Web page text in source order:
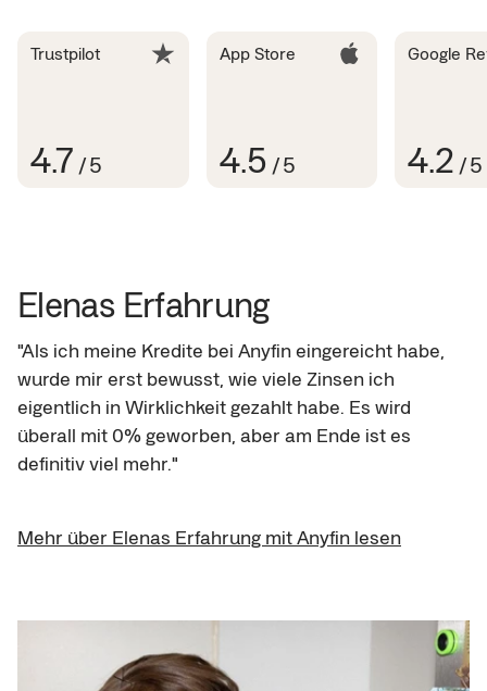
Trustpilot
4.7 /5
App Store
4.5 /5
Google
4.2 /5
Elenas Erfahrung
"Als ich meine Kredite bei Anyfin eingereicht habe,
wurde mir erst bewusst, wie viele Zinsen ich
eigentlich in Wirklichkeit gezahlt habe. Es wird
überall mit 0% geworben, aber am Ende ist es
definitiv viel mehr."
Mehr über Elenas Erfahrung mit Anyfin lesen